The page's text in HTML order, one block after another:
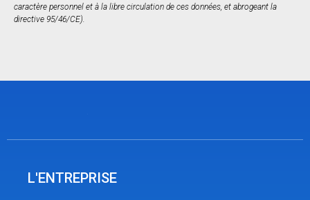
caractère personnel et à la libre circulation de ces données, et abrogeant la
directive 95/46/CE).
L'ENTREPRISE